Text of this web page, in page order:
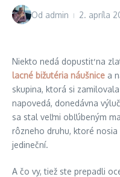
Od admin 2. apríla
Niekto nedá dopustiť na
lacné bižutéria náušnice a
skupina, ktorá si
napovedá, donedávna
sa stal veľmi obľúbeným
rôzneho druhu, ktoré
jedineční.
A čo vy, tiež ste prepadli